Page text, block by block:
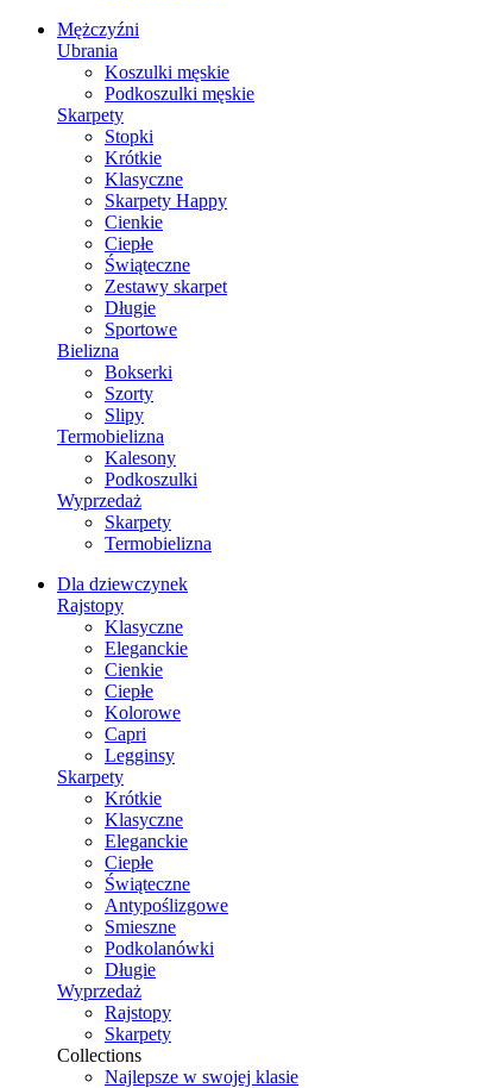
Mężczyźni
Ubrania
Koszulki męskie
Podkoszulki męskie
Skarpety
Stopki
Krótkie
Klasyczne
Skarpety Happy
Cienkie
Ciepłe
Świąteczne
Zestawy skarpet
Długie
Sportowe
Bielizna
Bokserki
Szorty
Slipy
Termobielizna
Kalesony
Podkoszulki
Wyprzedaż
Skarpety
Termobielizna
Dla dziewczynek
Rajstopy
Klasyczne
Eleganckie
Cienkie
Ciepłe
Kolorowe
Capri
Legginsy
Skarpety
Krótkie
Klasyczne
Eleganckie
Ciepłe
Świąteczne
Antypoślizgowe
Smieszne
Podkolanówki
Długie
Wyprzedaż
Rajstopy
Skarpety
Collections
Najlepsze w swojej klasie